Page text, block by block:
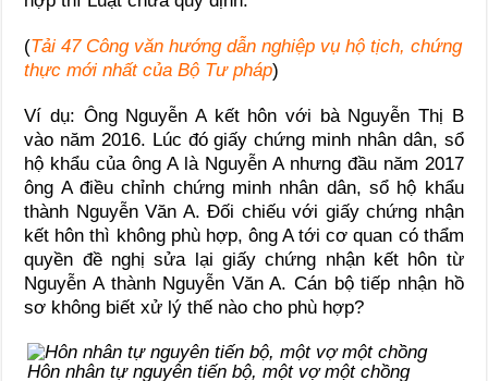
(Tải 47 Công văn hướng dẫn nghiệp vụ hộ tịch, chứng
thực mới nhất của Bộ Tư pháp)
Ví dụ: Ông Nguyễn A kết hôn với bà Nguyễn Thị B
vào năm 2016. Lúc đó giấy chứng minh nhân dân, sổ
hộ khẩu của ông A là Nguyễn A nhưng đầu năm 2017
ông A điều chỉnh chứng minh nhân dân, sổ hộ khẩu
thành Nguyễn Văn A. Đối chiếu với giấy chứng nhận
kết hôn thì không phù hợp, ông A tới cơ quan có thẩm
quyền đề nghị sửa lại giấy chứng nhận kết hôn từ
Nguyễn A thành Nguyễn Văn A. Cán bộ tiếp nhận hồ
sơ không biết xử lý thế nào cho phù hợp?
Hôn nhân tự nguyên tiến bộ, một vợ một chồng